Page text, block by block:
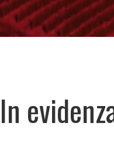
In